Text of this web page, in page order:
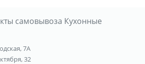
самовывоза Кухонные
7А
32